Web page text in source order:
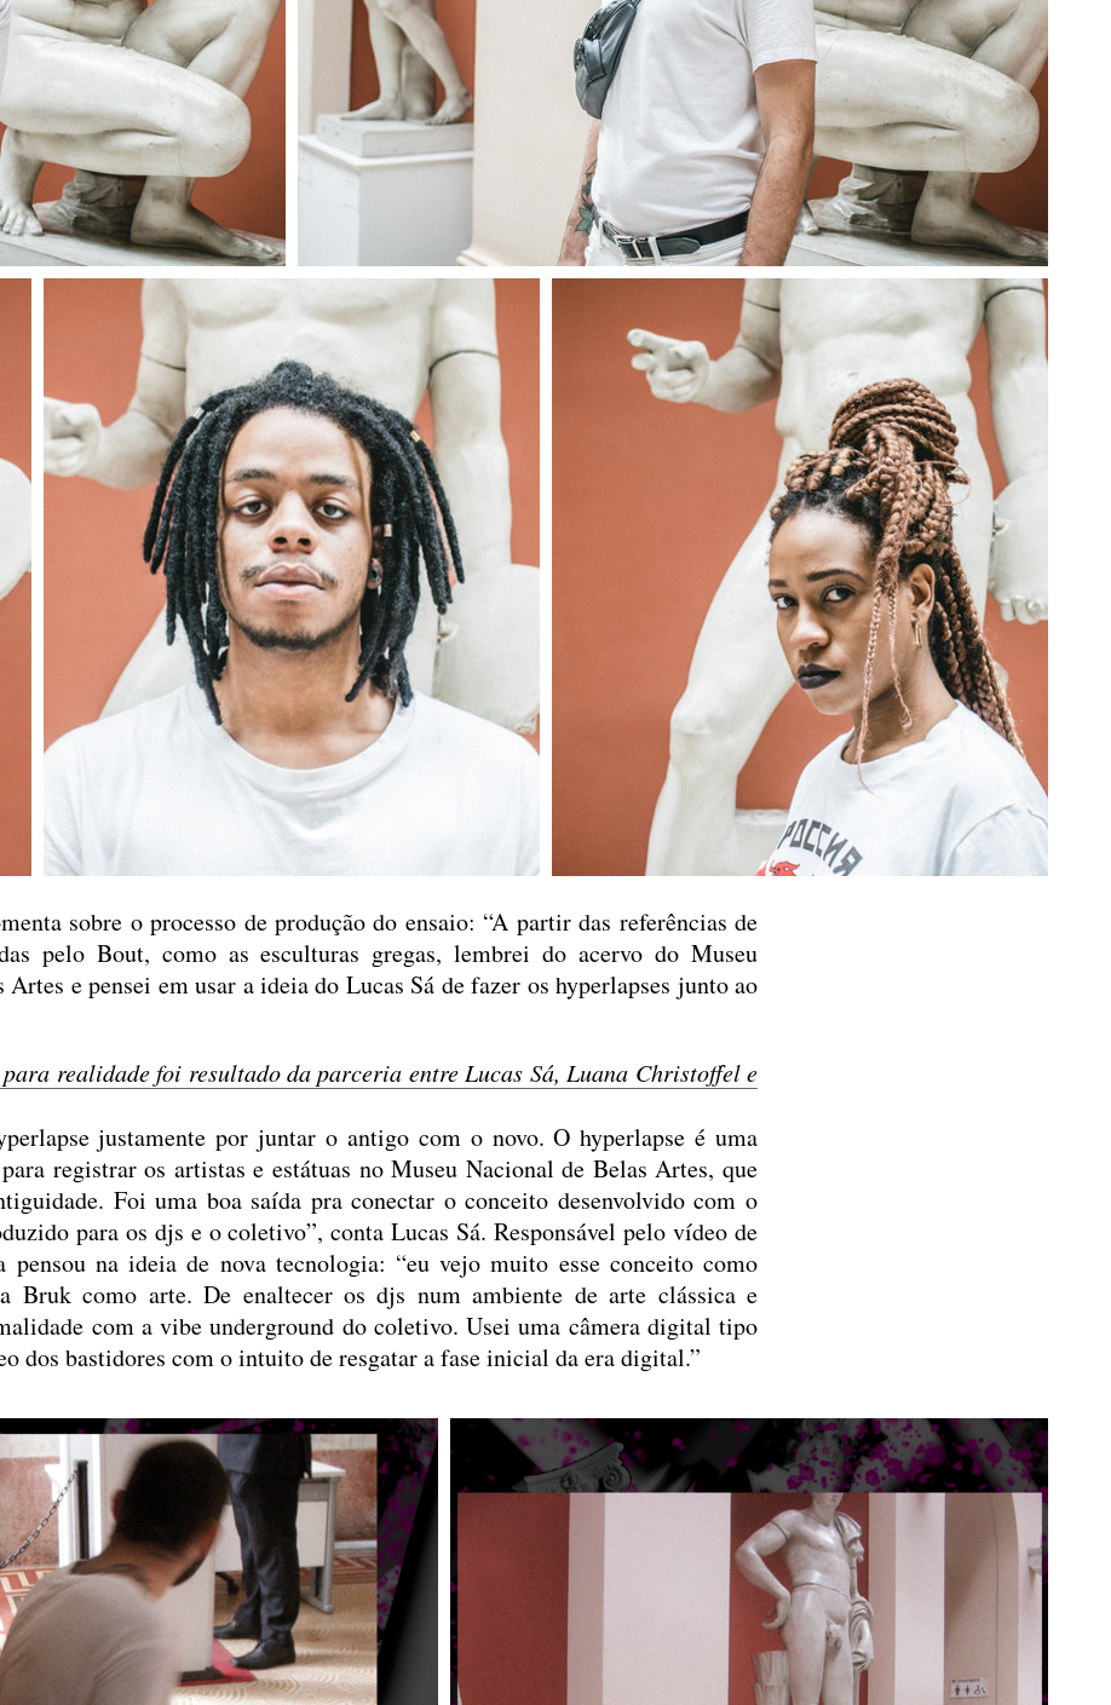
sobre o processo de produção do ensaio: “A partir das referências de
pelo Bout, como as esculturas gregas, lembrei do acervo do Museu
e pensei em usar a ideia do Lucas Sá de fazer os hyperlapses junto ao
realidade foi resultado da parceria entre Lucas Sá, Luana Christoffel e
justamente por juntar o antigo com o novo. O hyperlapse é uma
registrar os artistas e estátuas no Museu Nacional de Belas Artes, que
Foi uma boa saída pra conectar o conceito desenvolvido com o
para os djs e o coletivo”, conta Lucas Sá. Responsável pelo vídeo de
pensou na ideia de nova tecnologia: “eu vejo muito esse conceito como
Bruk como arte. De enaltecer os djs num ambiente de arte clássica e
com a vibe underground do coletivo. Usei uma câmera digital tipo
dos bastidores com o intuito de resgatar a fase inicial da era digital.”